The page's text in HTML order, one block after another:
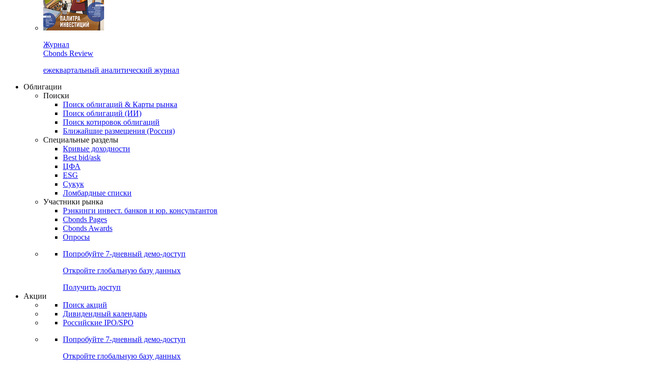
Журнал
Cbonds Review
ежеквартальный аналитический журнал
Облигации
Поиски
Поиск облигаций & Карты рынка
Поиск облигаций (ИИ)
Поиск котировок облигаций
Ближайшие размещения (Россия)
Специальные разделы
Кривые доходности
Best bid/ask
ЦФА
ESG
Сукук
Ломбардные списки
Участники рынка
Рэнкинги инвест. банков и юр. консультантов
Cbonds Pages
Cbonds Awards
Опросы
Попробуйте 7-дневный демо-доступ
Откройте глобальную базу данных
Получить доступ
Акции
Поиск акций
Дивидендный календарь
Российские IPO/SPO
Попробуйте 7-дневный демо-доступ
Откройте глобальную базу данных